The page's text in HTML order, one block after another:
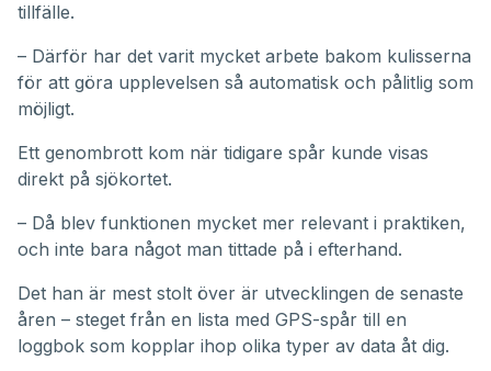
tillfälle.
– Därför har det varit mycket arbete bakom kulisserna
för att göra upplevelsen så automatisk och pålitlig som
möjligt.
Ett genombrott kom när tidigare spår kunde visas
direkt på sjökortet.
– Då blev funktionen mycket mer relevant i praktiken,
och inte bara något man tittade på i efterhand.
Det han är mest stolt över är utvecklingen de senaste
åren – steget från en lista med GPS-spår till en
loggbok som kopplar ihop olika typer av data åt dig.